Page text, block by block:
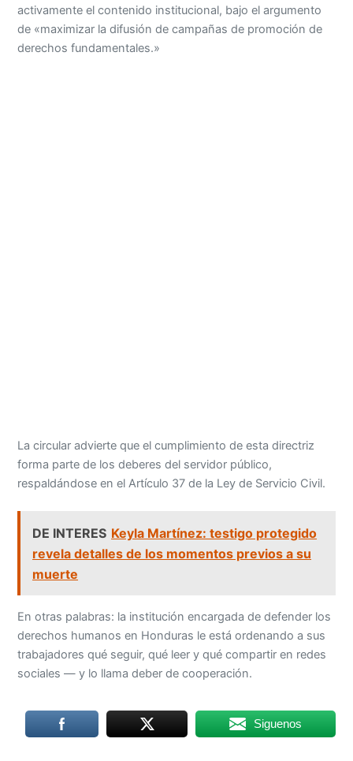
activamente el contenido institucional, bajo el argumento
de «maximizar la difusión de campañas de promoción de
derechos fundamentales.»
La circular advierte que el cumplimiento de esta directriz
forma parte de los deberes del servidor público,
respaldándose en el Artículo 37 de la Ley de Servicio Civil.
DE INTERES Keyla Martínez: testigo protegido
revela detalles de los momentos previos a su
muerte
En otras palabras: la institución encargada de defender los
derechos humanos en Honduras le está ordenando a sus
trabajadores qué seguir, qué leer y qué compartir en redes
sociales — y lo llama deber de cooperación.
Siguenos